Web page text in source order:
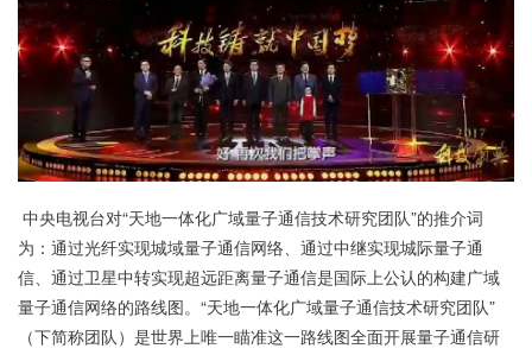
中央电视台对“天地一体化广域量子通信技术研究团队”的推介词
为：通过光纤实现城域量子通信网络、通过中继实现城际量子通
信、通过卫星中转实现超远距离量子通信是国际上公认的构建广域
量子通信网络的路线图。“天地一体化广域量子通信技术研究团队”
（下简称团队）是世界上唯一瞄准这一路线图全面开展量子通信研